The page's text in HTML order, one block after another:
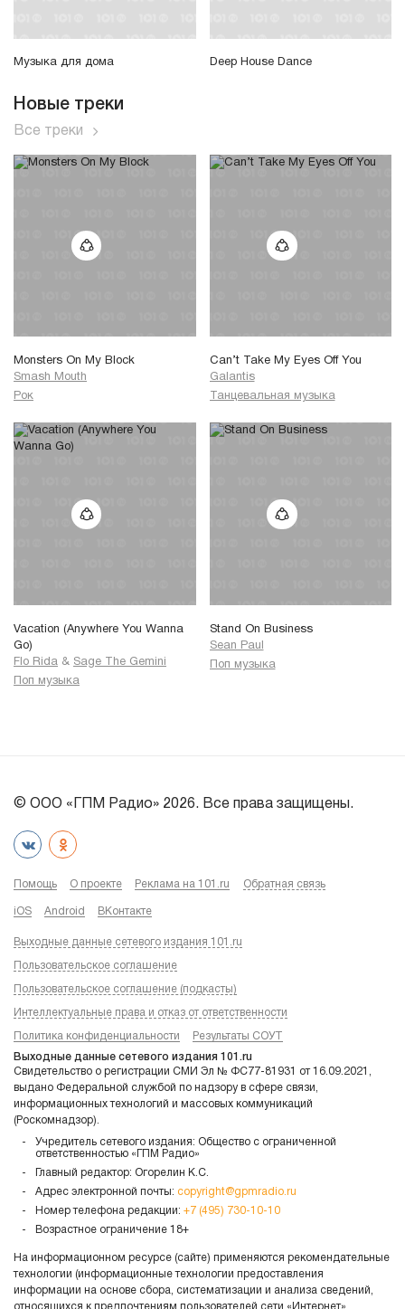
Музыка для дома Deep House Dance
Новые треки
Все треки
Monsters On My Block
Smash Mouth
Рок
Can’t Take My Eyes Off You
Galantis
Танцевальная музыка
Vacation (Anywhere You Wanna
Go)
Flo Rida & Sage The Gemini
Поп музыка
Stand On Business
Sean Paul
Поп музыка
© ООО «ГПМ Радио» 2026. Все права защищены.
Помощь О проекте Реклама на 101.ru Обратная связь
iOS Android ВКонтакте
Выходные данные сетевого издания 101.ru
Пользовательское соглашение
Пользовательское соглашение (подкасты)
Интеллектуальные права и отказ от ответственности
Политика конфиденциальности Результаты СОУТ
Выходные данные сетевого издания 101.ru
Свидетельство о регистрации СМИ Эл № ФС77-81931 от 16.09.2021,
выдано Федеральной службой по надзору в сфере связи,
информационных технологий и массовых коммуникаций
(Роскомнадзор).
Учредитель сетевого издания: Общество с ограниченной
ответственностью «ГПМ Радио»
Главный редактор: Огорелин К.С.
Адрес электронной почты: copyright@gpmradio.ru
Номер телефона редакции: +7 (495) 730-10-10
Возрастное ограничение 18+
На информационном ресурсе (сайте) применяются рекомендательные
технологии (информационные технологии предоставления
информации на основе сбора, систематизации и анализа сведений,